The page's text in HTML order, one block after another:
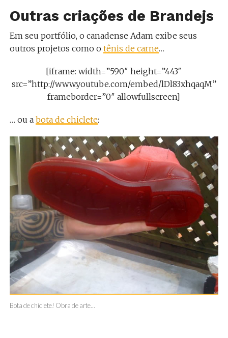
Outras criações de Brandejs
Em seu portfólio, o canadense Adam exibe seus
outros projetos como o tênis de carne…
[iframe: width=”590″ height=”443″
src=”http://www.youtube.com/embed/lDl83xhqaqM”
frameborder=”0″ allowfullscreen]
… ou a bota de chiclete:
Bota de chiclete! Obra de arte...